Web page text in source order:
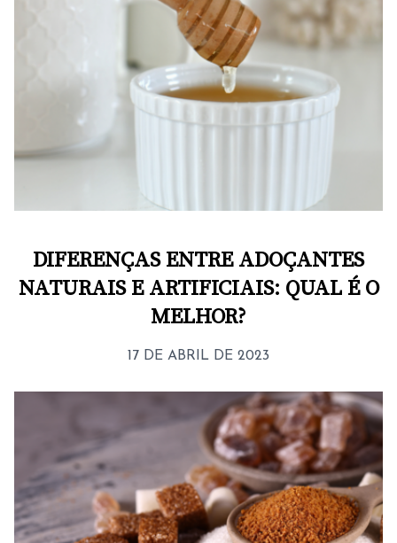
DIFERENÇAS ENTRE ADOÇANTES
NATURAIS E ARTIFICIAIS: QUAL É O
MELHOR?
17 DE ABRIL DE 2023